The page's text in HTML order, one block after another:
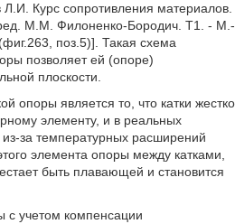
Курс сопротивления материалов.
М.М. Филоненко-Бородич. Т1. - М.-
поз.5)]. Такая схема
позволяет ей (опоре)
плоскости.
опоры является то, что катки жестко
элементу, и в реальных
за температурных расширений
элемента опоры между катками,
быть плавающей и становится
учетом компенсации